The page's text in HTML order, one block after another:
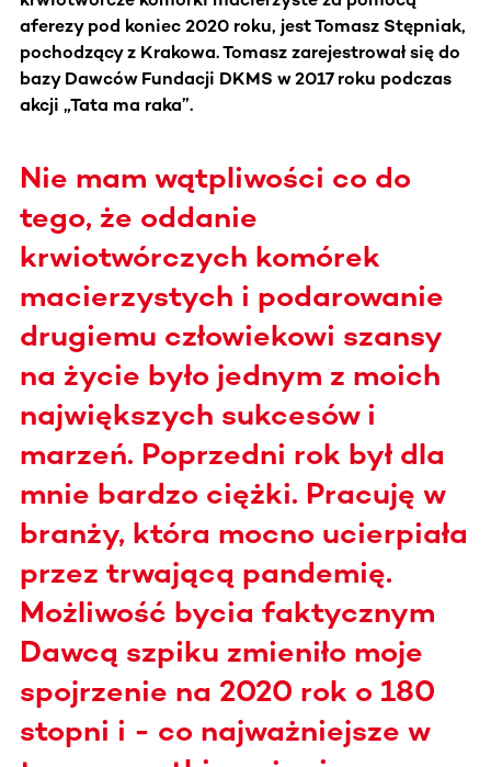
aferezy pod koniec 2020 roku, jest Tomasz Stępniak,
pochodzący z Krakowa. Tomasz zarejestrował się do
bazy Dawców Fundacji DKMS w 2017 roku podczas
akcji „Tata ma raka”.
Nie mam wątpliwości co do
tego, że oddanie
krwiotwórczych komórek
macierzystych i podarowanie
drugiemu człowiekowi szansy
na życie było jednym z moich
największych sukcesów i
marzeń. Poprzedni rok był dla
mnie bardzo ciężki. Pracuję w
branży, która mocno ucierpiała
przez trwającą pandemię.
Możliwość bycia faktycznym
Dawcą szpiku zmieniło moje
spojrzenie na 2020 rok o 180
stopni i - co najważniejsze w